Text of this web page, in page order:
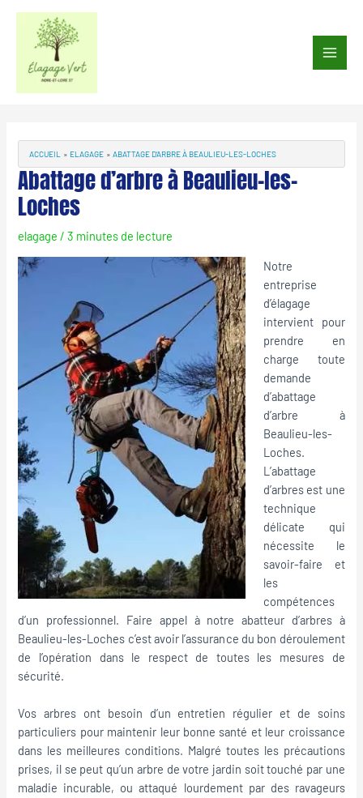
Aller
contenu
Main
ACCUEIL ELAGAGE ABATTAGE D’ARBRE À BEAULIEU-LES-LOCHES
Abattage d’arbre à Beaulieu-les-
Loches
elagage /3 minutes de lecture
Notre
entreprise
d’élagage
intervient pour
prendre en
charge toute
demande
d’abattage
d’arbre à
Beaulieu-les-
Loches.
L’abattage
d’arbres est une
technique
délicate qui
nécessite le
savoir-faire et
les
compétences
d’un professionnel. Faire appel à notre abatteur d’arbres à
Beaulieu-les-Loches c’est avoir l’assurance du bon déroulement
de l’opération dans le respect de toutes les mesures de
sécurité.
Vos arbres ont besoin d’un entretien régulier et de soins
particuliers pour maintenir leur bonne santé et leur croissance
dans les meilleures conditions. Malgré toutes les précautions
prises, il se peut qu’un arbre de votre jardin soit touché par une
maladie incurable, ou attaqué lourdement par des ravageurs
articles